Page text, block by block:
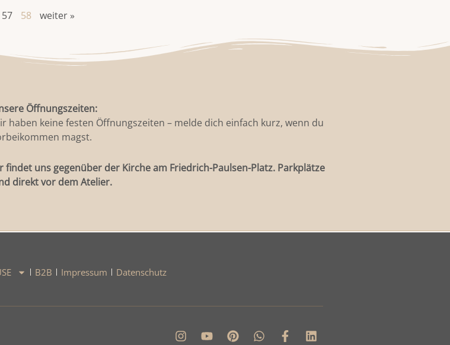
57 58 weiter »
Öffnungszeiten:
haben keine festen Öffnungszeiten – melde dich einfach kurz, wenn du
magst.
findet uns gegenüber der Kirche am Friedrich-Paulsen-Platz. Parkplätze
direkt vor dem Atelier.
B2B Impressum Datenschutz
I Y P W F L